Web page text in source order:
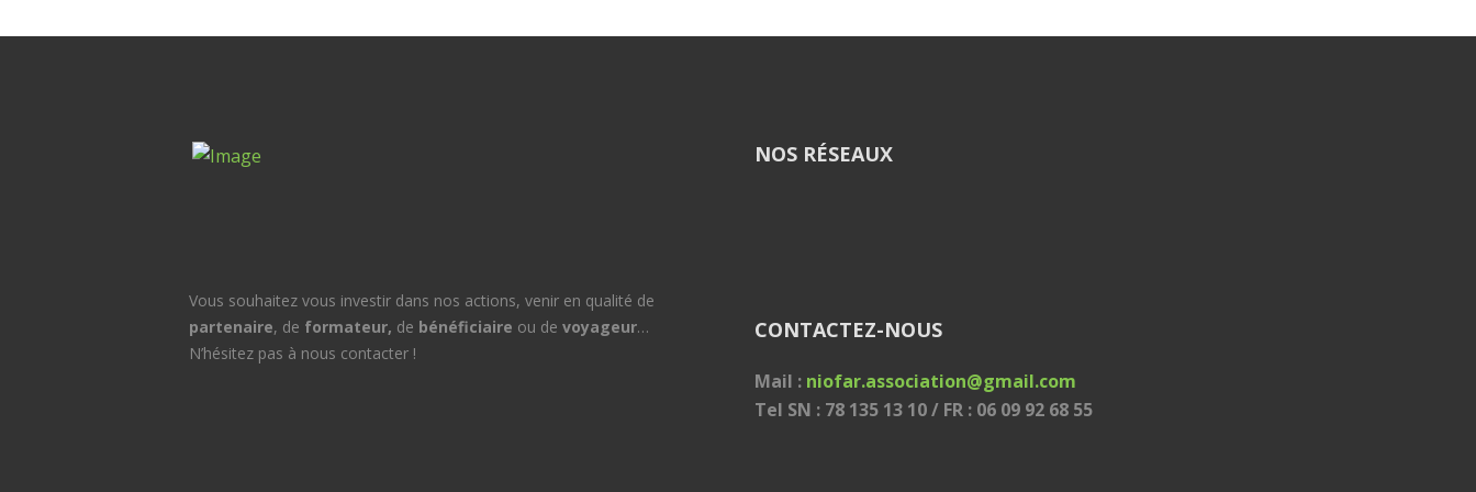
Vous souhaitez vous investir dans nos actions, venir en qualité de
partenaire, de formateur, de bénéficiaire ou de voyageur…
N’hésitez pas à nous contacter !
NOS RÉSEAUX
CONTACTEZ-NOUS
Mail : niofar.association@gmail.com
Tel SN : 78 135 13 10 / FR : 06 09 92 68 55